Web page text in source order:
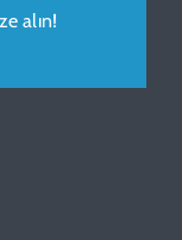
alın!